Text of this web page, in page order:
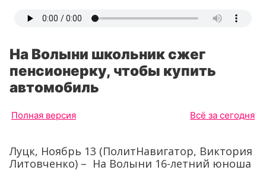
На Волыни школьник сжег
пенсионерку, чтобы купить
автомобиль
Полная версия Всё за сегодня
Луцк, Ноябрь 13 (ПолитНавигатор, Виктория
Литовченко) – На Волыни 16-летний юноша